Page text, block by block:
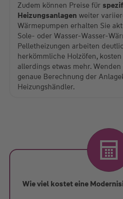
Zudem können Preise für
Heizungsanlagen weiter
Wärmepumpen erhalten Sie
Sole- oder Wasser-Wasser-
Pelletheizungen arbeiten
herkömmliche Holzöfen,
allerdings etwas mehr.
genaue Berechnung der
Heizungshändler.
Wie viel kostet eine